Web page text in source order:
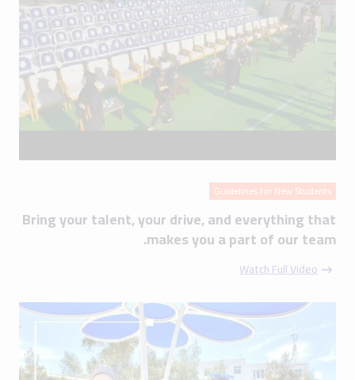
Guidelines for New Students
Bring your talent, your drive, and everything that
makes you a part of our team.
Watch Full Video